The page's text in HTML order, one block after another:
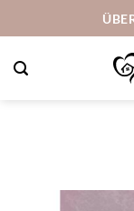
Inhalt
springen